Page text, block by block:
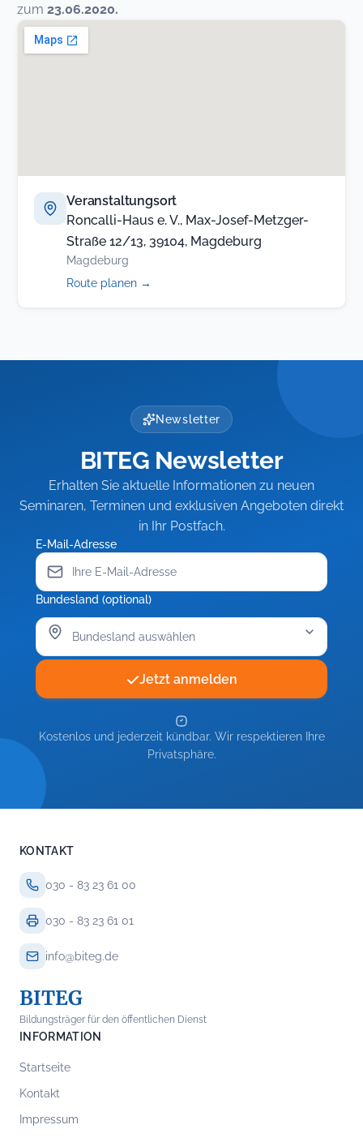
zum 23.06.2020.
Veranstaltungsort
Roncalli-Haus e. V., Max-Josef-Metzger-
Straße 12/13, 39104, Magdeburg
Magdeburg
Route planen →
Newsletter
BITEG Newsletter
Erhalten Sie aktuelle Informationen zu neuen
Seminaren, Terminen und exklusiven Angeboten direkt
in Ihr Postfach.
E-Mail-Adresse
Bundesland (optional)
Jetzt anmelden
Kostenlos und jederzeit kündbar. Wir respektieren Ihre
Privatsphäre.
KONTAKT
030 - 83 23 61 00
030 - 83 23 61 01
info@biteg.de
BITEG
Bildungsträger für den öffentlichen Dienst
INFORMATION
Startseite
Kontakt
Impressum